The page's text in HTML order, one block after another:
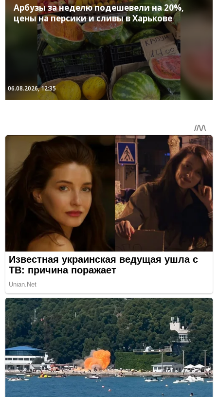
Арбузы за неделю подешевели на 20%,
цены на персики и сливы в Харькове
06.08.2026, 12:35